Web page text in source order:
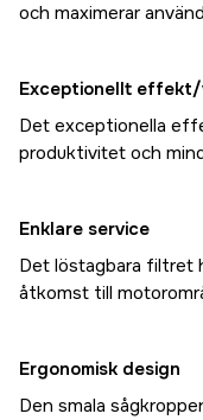
och maximerar
Exceptionellt
Det exceptionella
produktivitet och
Enklare service
Det löstagbara filtret
åtkomst till
Ergonomisk design
Den smala